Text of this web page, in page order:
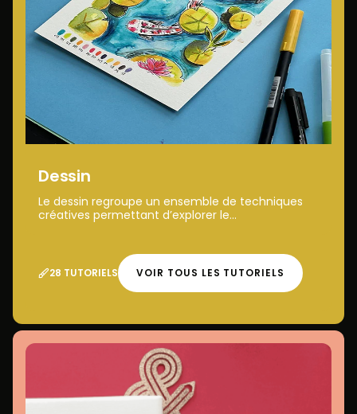
Dessin
Le dessin regroupe un ensemble de techniques
créatives permettant d’explorer le...
28 TUTORIELS VOIR TOUS LES TUTORIELS